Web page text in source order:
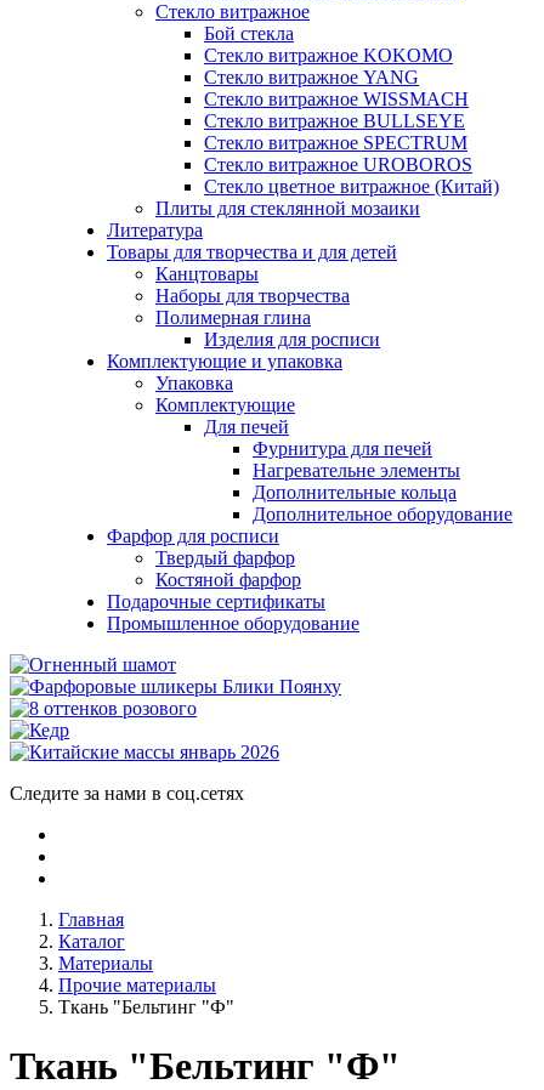
Стекло витражное
Бой стекла
Стекло витражное KOKOMO
Стекло витражное YANG
Стекло витражное WISSMACH
Стекло витражное BULLSEYE
Стекло витражное SPECTRUM
Стекло витражное UROBOROS
Стекло цветное витражное (Китай)
Плиты для стеклянной мозаики
Литература
Товары для творчества и для детей
Канцтовары
Наборы для творчества
Полимерная глина
Изделия для росписи
Комплектующие и упаковка
Упаковка
Комплектующие
Для печей
Фурнитура для печей
Нагревательне элементы
Дополнительные кольца
Дополнительное оборудование
Фарфор для росписи
Твердый фарфор
Костяной фарфор
Подарочные сертификаты
Промышленное оборудование
Следите за нами в соц.сетях
Главная
Каталог
Материалы
Прочие материалы
Ткань "Бельтинг "Ф"
Ткань "Бельтинг "Ф"